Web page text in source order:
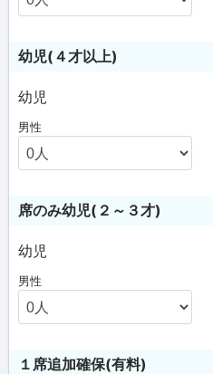
幼児(４才以上)
幼児
男性
席のみ幼児(２～３才)
幼児
男性
１席追加確保(有料)